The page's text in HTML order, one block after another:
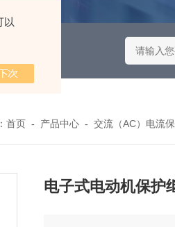
以
施耐德智能保护器选型
首页 - 产品中心 -交流（AC）电流
电子式电动机保护